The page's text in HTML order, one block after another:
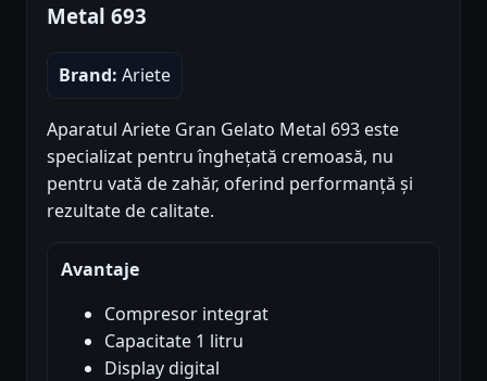
Metal 693
Brand: Ariete
Aparatul Ariete Gran Gelato Metal 693 este
specializat pentru înghețată cremoasă, nu
pentru vată de zahăr, oferind performanță și
rezultate de calitate.
Avantaje
Compresor integrat
Capacitate 1 litru
Display digital